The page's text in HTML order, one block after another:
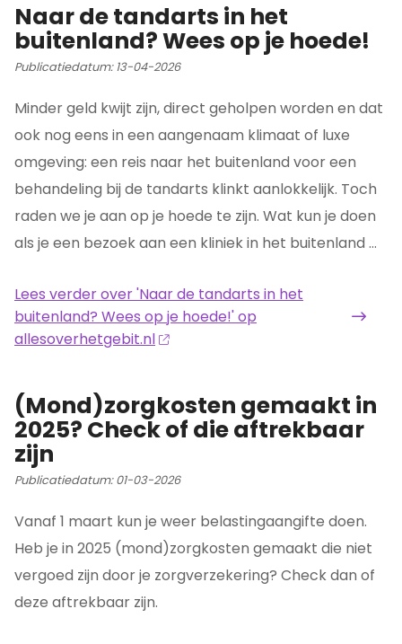
Naar de tandarts in het
buitenland? Wees op je hoede!
Publicatiedatum:13-04-2026
Minder geld kwijt zijn, direct geholpen worden en dat
ook nog eens in een aangenaam klimaat of luxe
omgeving: een reis naar het buitenland voor een
behandeling bij de tandarts klinkt aanlokkelijk. Toch
raden we je aan op je hoede te zijn. Wat kun je doen
als je een bezoek aan een kliniek in het buitenland ...
Lees verderover 'Naar de tandarts in het
buitenland? Wees op je hoede!' op
allesoverhetgebit.nl
(Mond)zorgkosten gemaakt in
2025? Check of die aftrekbaar
zijn
Publicatiedatum:01-03-2026
Vanaf 1 maart kun je weer belastingaangifte doen.
Heb je in 2025 (mond)zorgkosten gemaakt die niet
vergoed zijn door je zorgverzekering? Check dan of
deze aftrekbaar zijn.